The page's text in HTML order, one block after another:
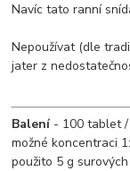
Navíc tato ranní
Nepoužívat (dle
jater z
Balení- 100 tablet /
možné koncentraci
použito 5 g